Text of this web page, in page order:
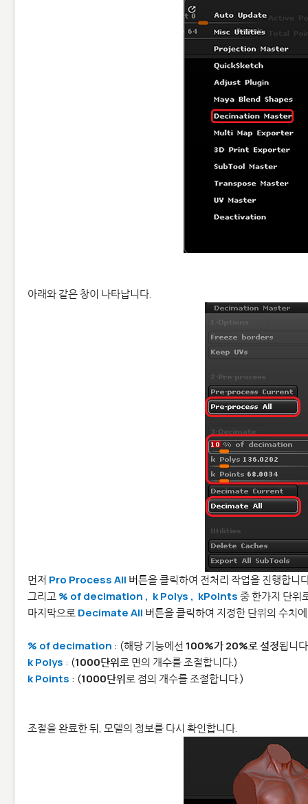
아래와 같은 창이 나타납니다.
먼저 Pro Process All 버튼을 클릭하여 전처리 작업을 진행합니
그리고% of decimation , k Polys , kPoints중 한가지 단위
마지막으로Decimate All 버튼을 클릭하여 지정한 단위의 수치
% of decimation : (해당 기능에선 100%가 20%로 설정됩니
k Polys : (1000단위로 면의 개수를 조절합니다.)
k Points : (1000단위로 점의 개수를 조절합니다.)
조절을 완료한 뒤, 모델의 정보를 다시 확인합니다.